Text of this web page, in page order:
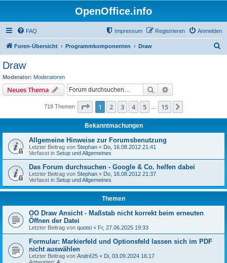
OpenOffice.info
FAQ Anmelden
Registrieren
Impressum
Foren-Übersicht Programmkomponenten Draw
Draw
Moderator: Moderatoren
Neues Thema Suche
718 Themen Seite 1von 15
1 2 3 4 5 15
Bekanntmachungen
Allgemeine Hinweise zur Forumsbenutzung
Letzter Beitrag von Stephan « Do, 16.08.2012 21:41
Verfasst in Setup und Allgemeines
Das Forum durchsuchen - Google & Co. helfen dabei
Letzter Beitrag von Stephan « Do, 16.08.2012 21:37
Verfasst in Setup und Allgemeines
Themen
OO Draw Ansicht - Maßstab nicht korrekt beim erneuten
Öffnen der Datei
Letzter Beitrag von quotsi « Fr, 27.06.2025 19:33
Formular: Markierfeld und Optionsfeld lassen sich im PDF
nicht auswählen
Letzter Beitrag von André25 « Di, 03.09.2024 16:17
Antworten: 4